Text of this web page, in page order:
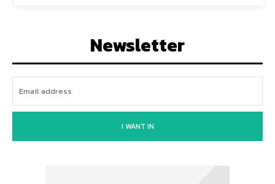
Newsletter
I WANT IN